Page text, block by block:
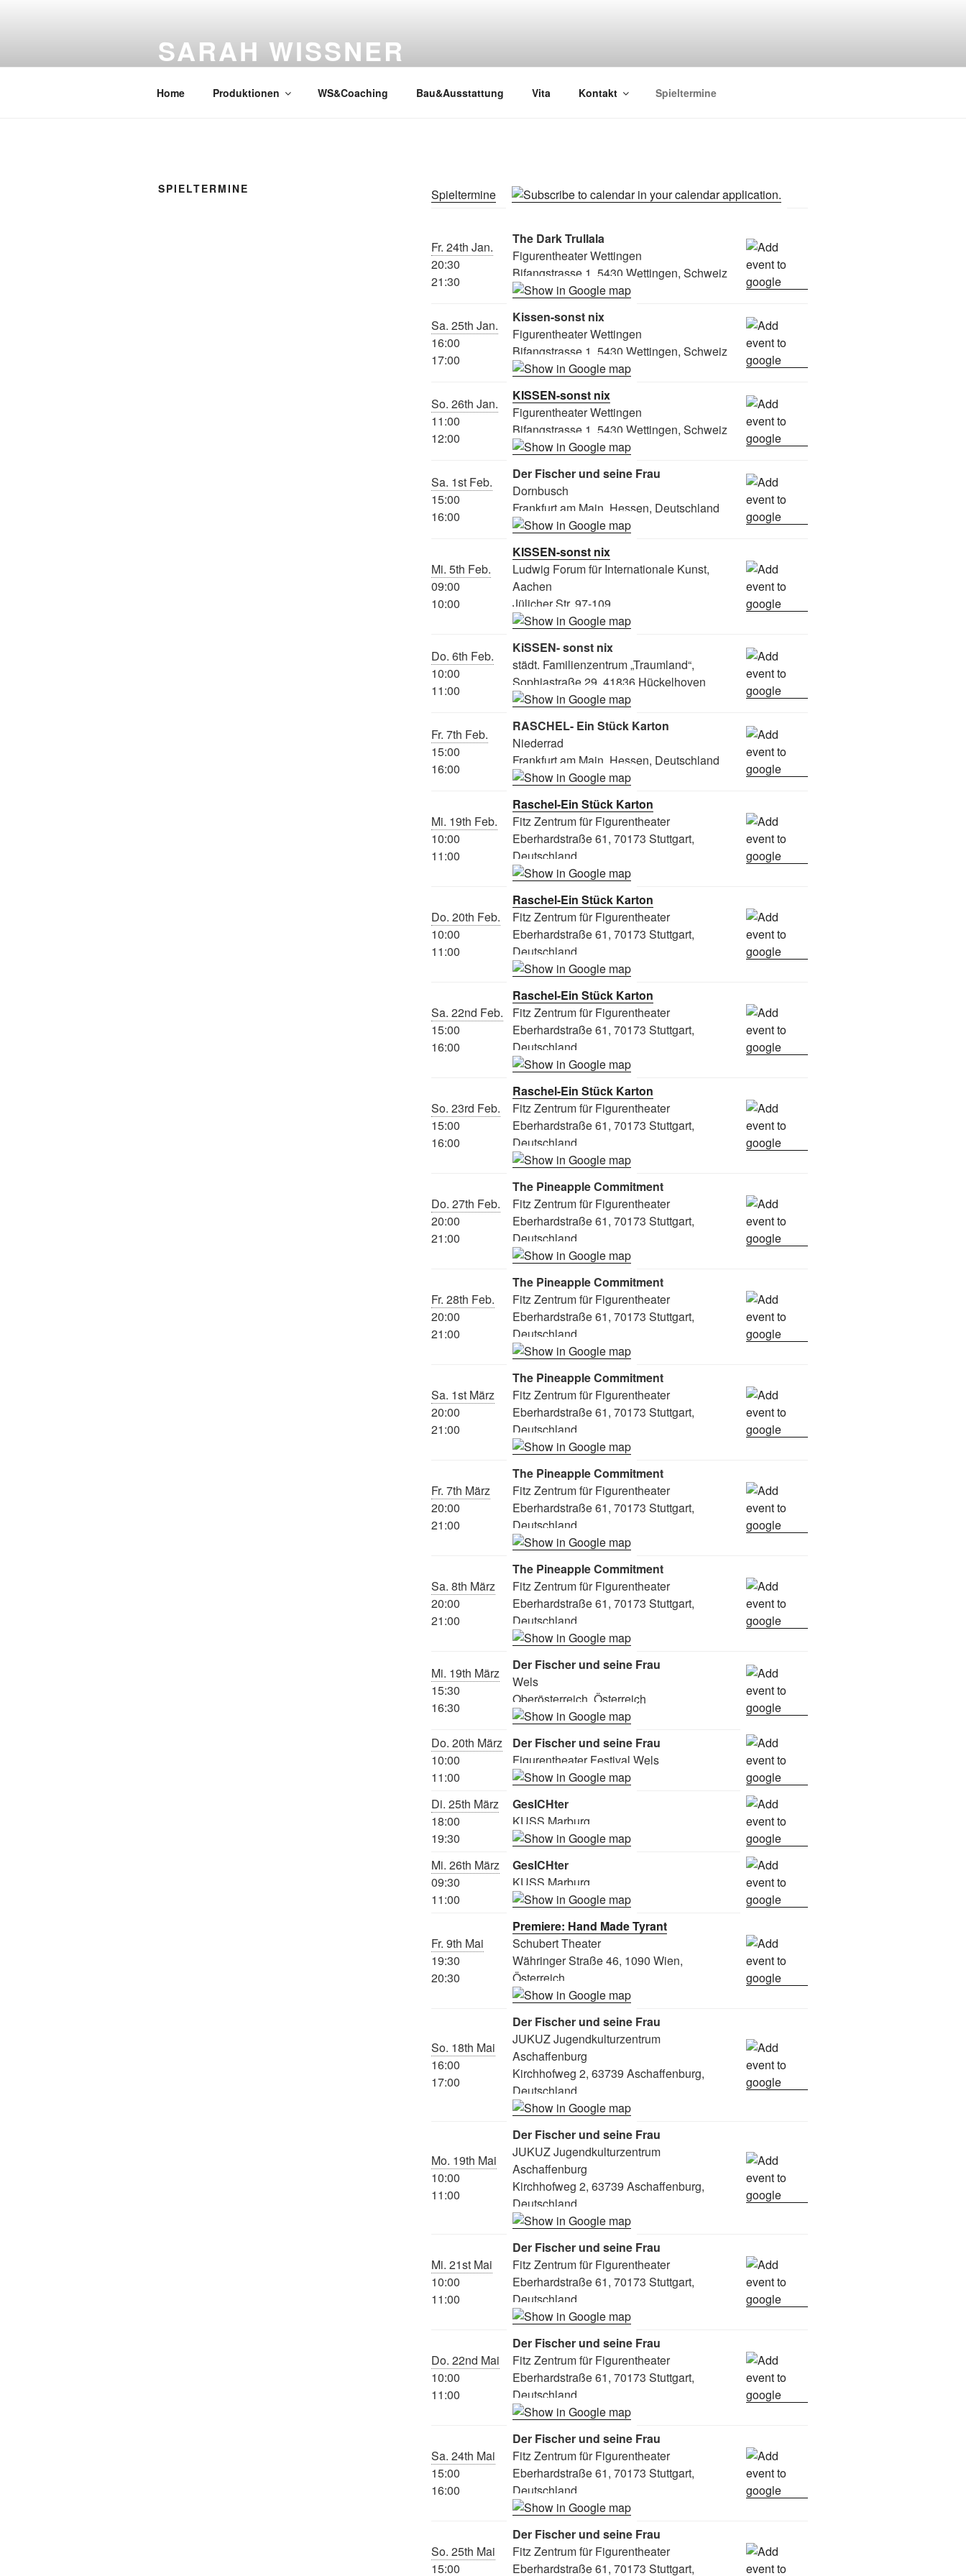
SARAH WISSNER
Home Produktionen WS&Coaching Bau&Ausstattung Vita Kontakt Spieltermine
SPIELTERMINE Spieltermine
Fr. 24th Jan.
20:30
21:30
The Dark Trullala
Figurentheater Wettingen
Bifangstrasse 1, 5430 Wettingen, Schweiz
Sa. 25th Jan.
16:00
17:00
Kissen-sonst nix
Figurentheater Wettingen
Bifangstrasse 1, 5430 Wettingen, Schweiz
So. 26th Jan.
11:00
12:00
KISSEN-sonst nix
Figurentheater Wettingen
Bifangstrasse 1, 5430 Wettingen, Schweiz
Sa. 1st Feb.
15:00
16:00
Der Fischer und seine Frau
Dornbusch
Frankfurt am Main, Hessen, Deutschland
Mi. 5th Feb.
09:00
10:00
KISSEN-sonst nix
Ludwig Forum für Internationale Kunst,
Aachen
Jülicher Str. 97-109
Do. 6th Feb.
10:00
11:00
KiSSEN- sonst nix
städt. Familienzentrum „Traumland“,
Sophiastraße 29, 41836 Hückelhoven
Fr. 7th Feb.
15:00
16:00
RASCHEL- Ein Stück Karton
Niederrad
Frankfurt am Main, Hessen, Deutschland
Mi. 19th Feb.
10:00
11:00
Raschel-Ein Stück Karton
Fitz Zentrum für Figurentheater
Eberhardstraße 61, 70173 Stuttgart,
Deutschland
Do. 20th Feb.
10:00
11:00
Raschel-Ein Stück Karton
Fitz Zentrum für Figurentheater
Eberhardstraße 61, 70173 Stuttgart,
Deutschland
Sa. 22nd Feb.
15:00
16:00
Raschel-Ein Stück Karton
Fitz Zentrum für Figurentheater
Eberhardstraße 61, 70173 Stuttgart,
Deutschland
So. 23rd Feb.
15:00
16:00
Raschel-Ein Stück Karton
Fitz Zentrum für Figurentheater
Eberhardstraße 61, 70173 Stuttgart,
Deutschland
Do. 27th Feb.
20:00
21:00
The Pineapple Commitment
Fitz Zentrum für Figurentheater
Eberhardstraße 61, 70173 Stuttgart,
Deutschland
Fr. 28th Feb.
20:00
21:00
The Pineapple Commitment
Fitz Zentrum für Figurentheater
Eberhardstraße 61, 70173 Stuttgart,
Deutschland
Sa. 1st März
20:00
21:00
The Pineapple Commitment
Fitz Zentrum für Figurentheater
Eberhardstraße 61, 70173 Stuttgart,
Deutschland
Fr. 7th März
20:00
21:00
The Pineapple Commitment
Fitz Zentrum für Figurentheater
Eberhardstraße 61, 70173 Stuttgart,
Deutschland
Sa. 8th März
20:00
21:00
The Pineapple Commitment
Fitz Zentrum für Figurentheater
Eberhardstraße 61, 70173 Stuttgart,
Deutschland
Mi. 19th März
15:30
16:30
Der Fischer und seine Frau
Wels
Oberösterreich, Österreich
Do. 20th März
10:00
11:00
Der Fischer und seine Frau
Figurentheater Festival Wels
Di. 25th März
18:00
19:30
GesICHter
KUSS Marburg
Mi. 26th März
09:30
11:00
GesICHter
KUSS Marburg
Fr. 9th Mai
19:30
20:30
Premiere: Hand Made Tyrant
Schubert Theater
Währinger Straße 46, 1090 Wien,
Österreich
So. 18th Mai
16:00
17:00
Der Fischer und seine Frau
JUKUZ Jugendkulturzentrum
Aschaffenburg
Kirchhofweg 2, 63739 Aschaffenburg,
Deutschland
Mo. 19th Mai
10:00
11:00
Der Fischer und seine Frau
JUKUZ Jugendkulturzentrum
Aschaffenburg
Kirchhofweg 2, 63739 Aschaffenburg,
Deutschland
Mi. 21st Mai
10:00
11:00
Der Fischer und seine Frau
Fitz Zentrum für Figurentheater
Eberhardstraße 61, 70173 Stuttgart,
Deutschland
Do. 22nd Mai
10:00
11:00
Der Fischer und seine Frau
Fitz Zentrum für Figurentheater
Eberhardstraße 61, 70173 Stuttgart,
Deutschland
Sa. 24th Mai
15:00
16:00
Der Fischer und seine Frau
Fitz Zentrum für Figurentheater
Eberhardstraße 61, 70173 Stuttgart,
Deutschland
So. 25th Mai
15:00
Der Fischer und seine Frau
Fitz Zentrum für Figurentheater
Eberhardstraße 61, 70173 Stuttgart,